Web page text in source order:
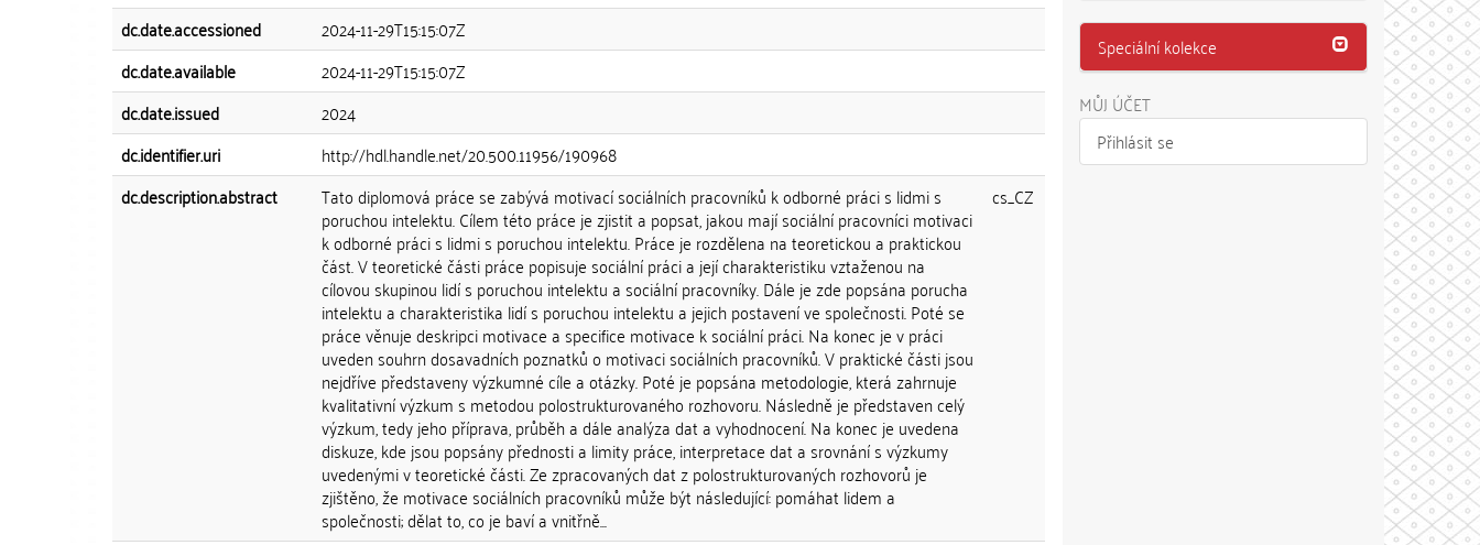
dc.date.accessioned
2024-11-29T15:15:07Z
dc.date.available
2024-11-29T15:15:07Z
dc.date.issued
2024
dc.identifier.uri
http://hdl.handle.net/20.500.11956/190968
dc.description.abstract
Tato diplomová práce se zabývá motivací sociálních pracovníků k odborné práci s lidmi s
poruchou intelektu. Cílem této práce je zjistit a popsat, jakou mají sociální pracovníci motivaci
k odborné práci s lidmi s poruchou intelektu. Práce je rozdělena na teoretickou a praktickou
část. V teoretické části práce popisuje sociální práci a její charakteristiku vztaženou na
cílovou skupinou lidí s poruchou intelektu a sociální pracovníky. Dále je zde popsána porucha
intelektu a charakteristika lidí s poruchou intelektu a jejich postavení ve společnosti. Poté se
práce věnuje deskripci motivace a specifice motivace k sociální práci. Na konec je v práci
uveden souhrn dosavadních poznatků o motivaci sociálních pracovníků. V praktické části jsou
nejdříve představeny výzkumné cíle a otázky. Poté je popsána metodologie, která zahrnuje
kvalitativní výzkum s metodou polostrukturovaného rozhovoru. Následně je představen celý
výzkum, tedy jeho příprava, průběh a dále analýza dat a vyhodnocení. Na konec je uvedena
diskuze, kde jsou popsány přednosti a limity práce, interpretace dat a srovnání s výzkumy
uvedenými v teoretické části. Ze zpracovaných dat z polostrukturovaných rozhovorů je
zjištěno, že motivace sociálních pracovníků může být následující: pomáhat lidem a
společnosti; dělat to, co je baví a vnitřně...
cs_CZ
Speciální kolekce
MŮJ ÚČET
Přihlásit se